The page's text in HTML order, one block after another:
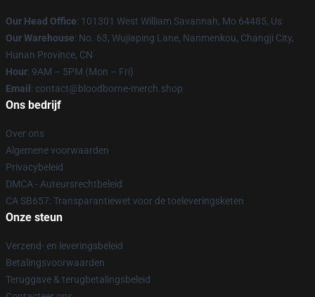
Our Head Office: 101301 West William Savannah, Mo 64485, Us
Our Warehouse: No. 63, Wujiaping Lane, Nanmenkou, Changji City,
Hunan Province, CN
Hour: 9AM – 5PM (Mon – Fri)
Email : contact@bloodborne-merch.shop
Ons bedrijf
Over ons
Algemene voorwaarden
Privacybeleid
DMCA - Auteursrechtbeleid
CA SB657: Transparantiewet voor de toeleveringsketen
Onze steun
Verzend- en leveringsbeleid
Betalingsvoorwaarden
Teruggave & terugbetalingsbeleid